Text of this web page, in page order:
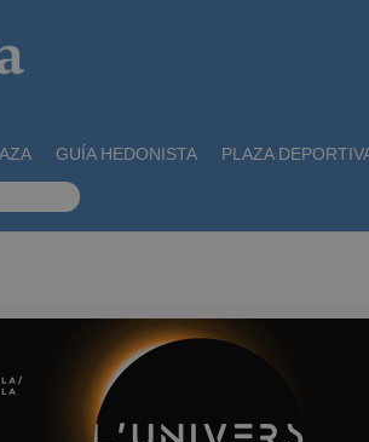
GUÍA HEDONISTA PLAZA